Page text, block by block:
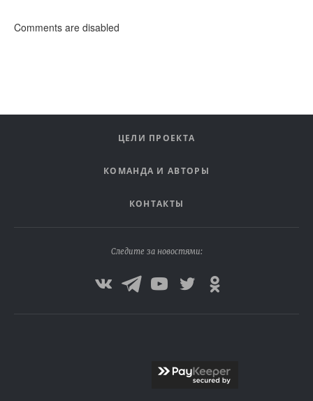
Comments are disabled
ЦЕЛИ ПРОЕКТА
КОМАНДА И АВТОРЫ
КОНТАКТЫ
Следите за новостями: